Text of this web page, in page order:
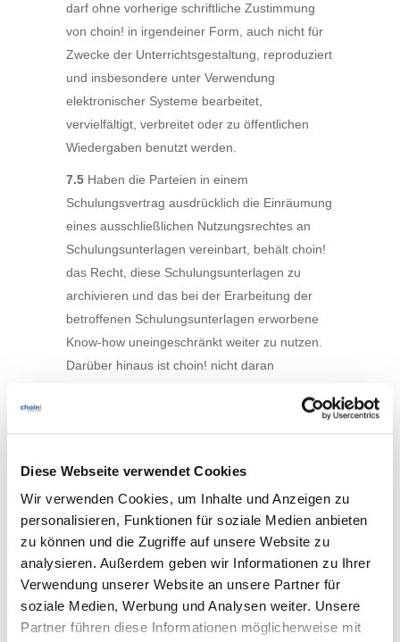
Diese Webseite verwendet Cookies
Wir verwenden Cookies, um Inhalte und Anzeigen zu
personalisieren, Funktionen für soziale Medien anbieten
zu können und die Zugriffe auf unsere Website zu
analysieren. Außerdem geben wir Informationen zu Ihrer
Verwendung unserer Website an unsere Partner für
soziale Medien, Werbung und Analysen weiter. Unsere
Partner führen diese Informationen möglicherweise mit
darf ohne vorherige schriftliche Zustimmung
von choin! in irgendeiner Form, auch nicht für
Zwecke der Unterrichtsgestaltung, reproduziert
und insbesondere unter Verwendung
elektronischer Systeme bearbeitet,
vervielfältigt, verbreitet oder zu öffentlichen
Wiedergaben benutzt werden.
7.5 Haben die Parteien in einem
Schulungsvertrag ausdrücklich die Einräumung
eines ausschließlichen Nutzungsrechtes an
Schulungsunterlagen vereinbart, behält choin!
das Recht, diese Schulungsunterlagen zu
archivieren und das bei der Erarbeitung der
betroffenen Schulungsunterlagen erworbene
Know-how uneingeschränkt weiter zu nutzen.
Darüber hinaus ist choin! nicht daran
neue Schulungsunterlagen zu entwickeln und
diese neuen Schulungsunterlagen, welche dem
überlassen. Dabei wird choin!
Schulungsunterlagen weder ganz noch
teilweise und auch nicht in bearbeiteter Form
kopieren oder Betriebsgeheimnisse des
7.6Bis zur vollständigen Bezahlung der